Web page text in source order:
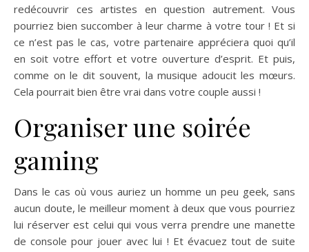
redécouvrir ces artistes en question autrement. Vous
pourriez bien succomber à leur charme à votre tour ! Et si
ce n’est pas le cas, votre partenaire appréciera quoi qu’il
en soit votre effort et votre ouverture d’esprit. Et puis,
comme on le dit souvent, la musique adoucit les mœurs.
Cela pourrait bien être vrai dans votre couple aussi !
Organiser une soirée
gaming
Dans le cas où vous auriez un homme un peu geek, sans
aucun doute, le meilleur moment à deux que vous pourriez
lui réserver est celui qui vous verra prendre une manette
de console pour jouer avec lui ! Et évacuez tout de suite